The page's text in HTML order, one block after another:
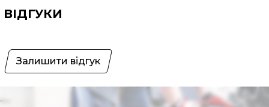
ВІДГУКИ
Залишити відгук